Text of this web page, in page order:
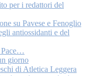
per i redattori del
su Pavese e Fenoglio
antiossidanti e del
Pace…
giorno
di Atletica Leggera